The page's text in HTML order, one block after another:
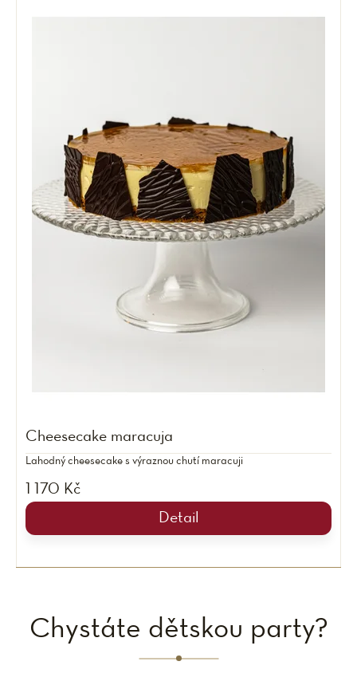
Cheesecake maracuja
1 170 Kč
Detail
Lahodný cheesecake s výraznou chutí maracuji
Chystáte dětskou party?